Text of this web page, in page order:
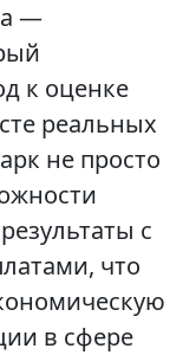
—
к оценке
реальных
не просто
с
что
в сфере